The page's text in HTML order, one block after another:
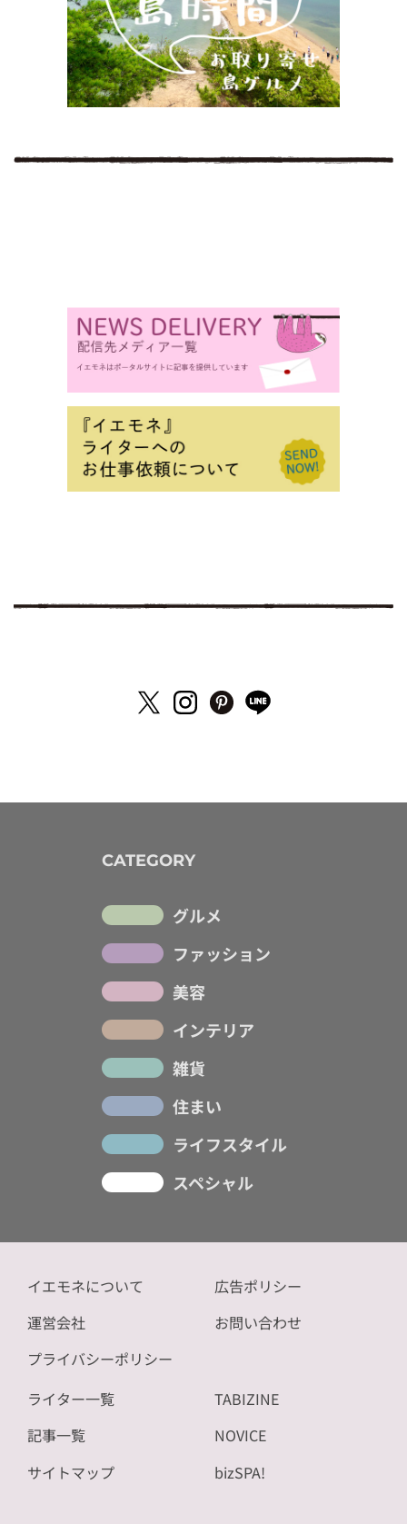
CATEGORY
グルメ
ファッション
美容
インテリア
雑貨
住まい
ライフスタイル
スペシャル
イエモネについて
運営会社
プライバシーポリシー
広告ポリシー
お問い合わせ
ライター一覧
記事一覧
サイトマップ
TABIZINE
NOVICE
bizSPA!